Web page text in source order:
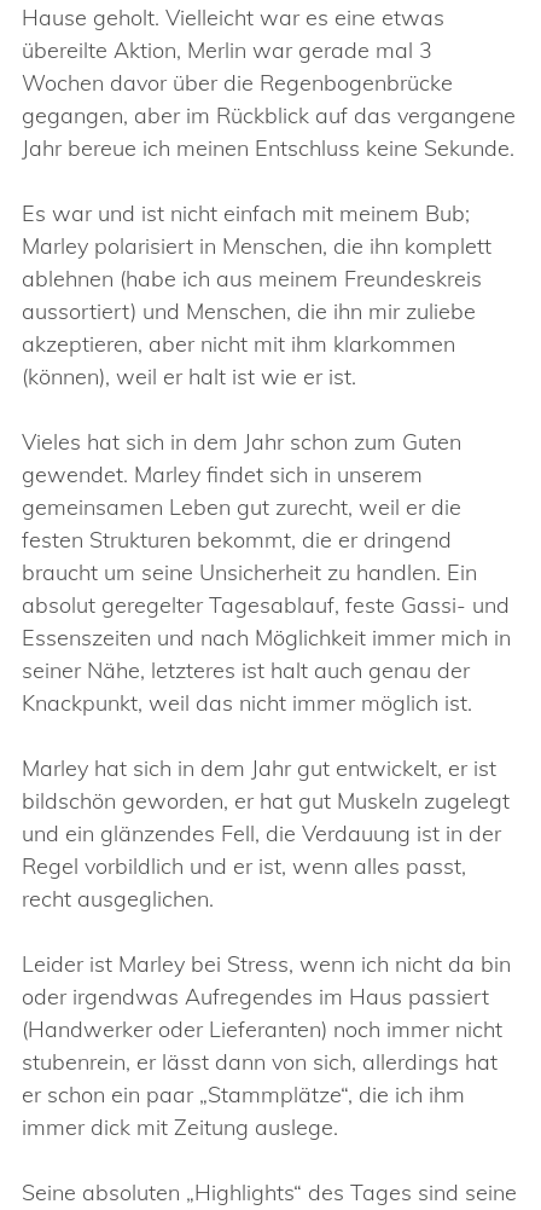
Hause geholt. Vielleicht war es eine etwas
übereilte Aktion, Merlin war gerade mal 3
Wochen davor über die Regenbogenbrücke
gegangen, aber im Rückblick auf das vergangene
Jahr bereue ich meinen Entschluss keine Sekunde.
Es war und ist nicht einfach mit meinem Bub;
Marley polarisiert in Menschen, die ihn komplett
ablehnen (habe ich aus meinem Freundeskreis
aussortiert) und Menschen, die ihn mir zuliebe
akzeptieren, aber nicht mit ihm klarkommen
(können), weil er halt ist wie er ist.
Vieles hat sich in dem Jahr schon zum Guten
gewendet. Marley findet sich in unserem
gemeinsamen Leben gut zurecht, weil er die
festen Strukturen bekommt, die er dringend
braucht um seine Unsicherheit zu handlen. Ein
absolut geregelter Tagesablauf, feste Gassi- und
Essenszeiten und nach Möglichkeit immer mich in
seiner Nähe, letzteres ist halt auch genau der
Knackpunkt, weil das nicht immer möglich ist.
Marley hat sich in dem Jahr gut entwickelt, er ist
bildschön geworden, er hat gut Muskeln zugelegt
und ein glänzendes Fell, die Verdauung ist in der
Regel vorbildlich und er ist, wenn alles passt,
recht ausgeglichen.
Leider ist Marley bei Stress, wenn ich nicht da bin
oder irgendwas Aufregendes im Haus passiert
(Handwerker oder Lieferanten) noch immer nicht
stubenrein, er lässt dann von sich, allerdings hat
er schon ein paar „Stammplätze“, die ich ihm
immer dick mit Zeitung auslege.
Seine absoluten „Highlights“ des Tages sind seine